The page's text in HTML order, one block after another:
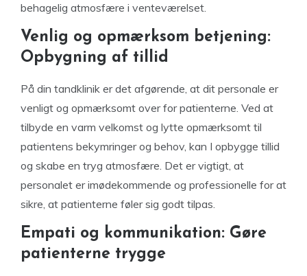
behagelig atmosfære i venteværelset.
Venlig og opmærksom betjening:
Opbygning af tillid
På din tandklinik er det afgørende, at dit personale er
venligt og opmærksomt over for patienterne. Ved at
tilbyde en varm velkomst og lytte opmærksomt til
patientens bekymringer og behov, kan I opbygge tillid
og skabe en tryg atmosfære. Det er vigtigt, at
personalet er imødekommende og professionelle for at
sikre, at patienterne føler sig godt tilpas.
Empati og kommunikation: Gøre
patienterne trygge